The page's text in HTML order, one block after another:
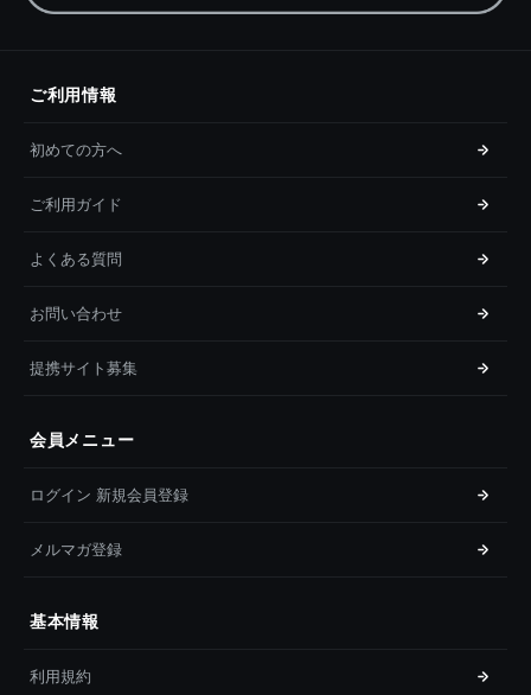
ご利用情報
初めての方へ
ご利用ガイド
よくある質問
お問い合わせ
提携サイト募集
会員メニュー
ログイン 新規会員登録
メルマガ登録
基本情報
利用規約